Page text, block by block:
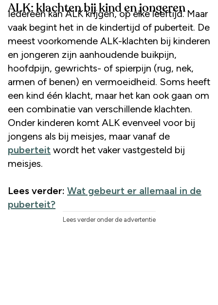
ALK: klachten bij kind en jongeren
Iedereen kan ALK krijgen, op elke leeftijd. Maar
vaak begint het in de kindertijd of puberteit. De
meest voorkomende ALK-klachten bij kinderen
en jongeren zijn aanhoudende buikpijn,
hoofdpijn, gewrichts- of spierpijn (rug, nek,
armen of benen) en vermoeidheid. Soms heeft
een kind één klacht, maar het kan ook gaan om
een combinatie van verschillende klachten.
Onder kinderen komt ALK evenveel voor bij
jongens als bij meisjes, maar vanaf de
puberteit wordt het vaker vastgesteld bij
meisjes.
Lees verder: Wat gebeurt er allemaal in de
puberteit?
Lees verder onder de advertentie